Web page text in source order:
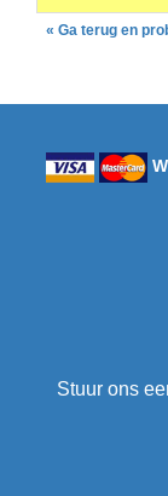
« Ga terug en
Stuur ons